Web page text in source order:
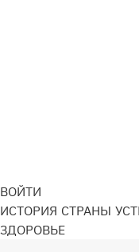
ВОЙТИ
ИСТОРИЯ СТРАНЫ
ЗДОРОВЬЕ